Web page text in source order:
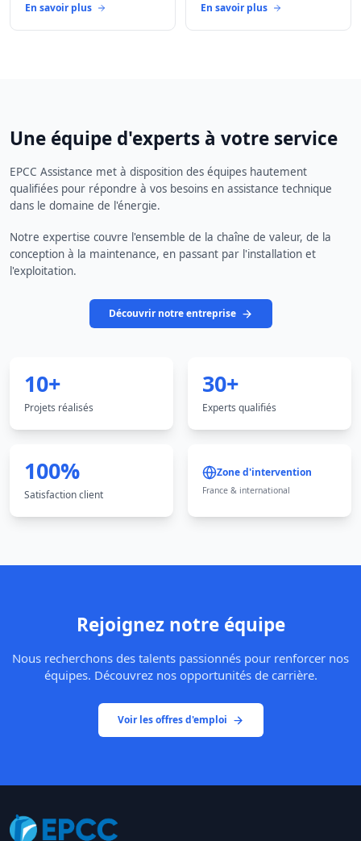
En savoir plus
En savoir plus
Une équipe d'experts à votre service
EPCC Assistance met à disposition des équipes hautement
qualifiées pour répondre à vos besoins en assistance technique
dans le domaine de l'énergie.
Notre expertise couvre l'ensemble de la chaîne de valeur, de la
conception à la maintenance, en passant par l'installation et
l'exploitation.
Découvrir notre entreprise
10+
Projets réalisés
30+
Experts qualifiés
100%
Satisfaction client
Zone d'intervention
France & international
Rejoignez notre équipe
Nous recherchons des talents passionnés pour renforcer nos
équipes. Découvrez nos opportunités de carrière.
Voir les offres d'emploi